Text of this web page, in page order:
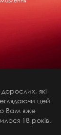
які
цей
Вам вже
18 років,